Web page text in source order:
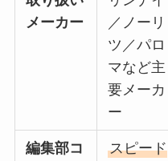
メーカー
／ノーリ
ツ／パロ
マなど主
要メーカ
ー
編集部コ
スピード